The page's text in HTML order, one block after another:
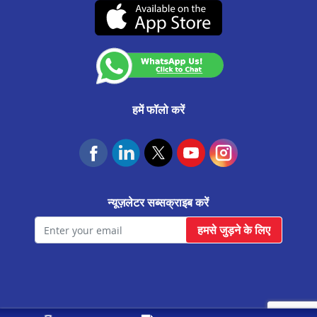
रायसिंह नगर मे प्रॉपर्टी पर लोन
जयपुर कलवार रोड मे प्रॉपर्टी पर लोन
उदयपुरवाटी मे प्रॉपर्टी पर लोन
राजगढ़ मे प्रॉपर्टी पर लोन
जयपुर ढेर का बालाजी मे प्रॉपर्टी पर लोन
फतेहनगर मे प्रॉपर्टी पर लोन
मालपुरा मे प्रॉपर्टी पर लोन
बगरू मे प्रॉपर्टी पर लोन
कोलायत मे प्रॉपर्टी पर लोन
(07-दिसंबर-2026 तक वैध)
हमें फॉलो करें
न्यूज़लेटर सब्सक्राइब करें
हमसे जुड़ने के लिए